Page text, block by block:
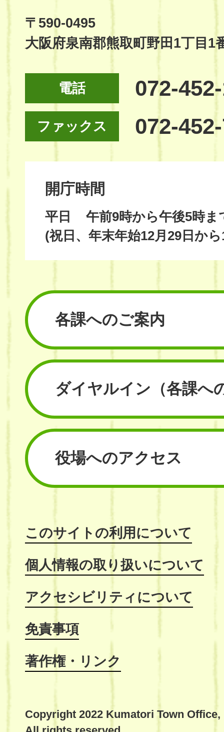
Site
〒590-0495
大阪府泉南郡熊取町野田1丁目1
電話 072-
ファックス 072-
開庁時間
平日
午前9時から午後5時ま
(祝日、年末年始12月29日か
各課へのご案内
ダイヤルイン （各課へ
役場へのアクセス
このサイトの利用について
個人情報の取り扱いについて
アクセシビリティについて
免責事項
著作権・リンク
Copyright 2022 Kumatori Town Office,